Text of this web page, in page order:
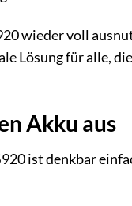
wieder voll
Lösung für alle,
Akku aus
ist denkbar